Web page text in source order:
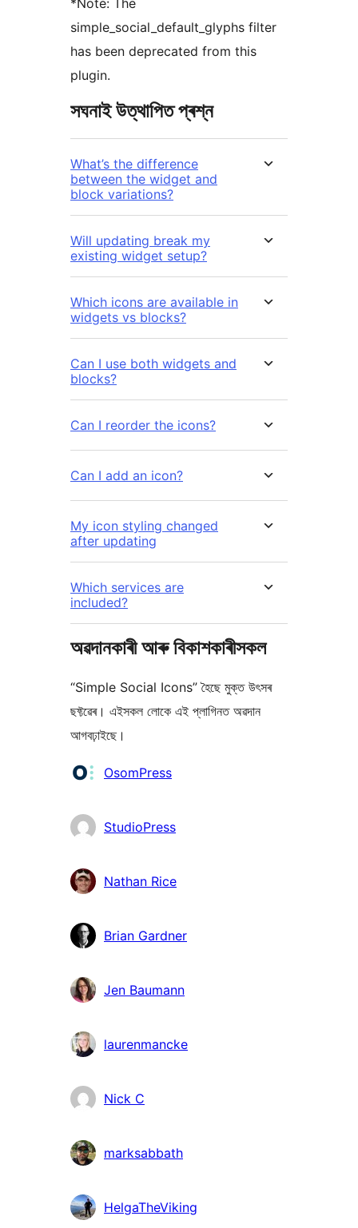
*Note: The
simple_social_default_glyphs filter
has been deprecated from this
plugin.
সঘনাই উত্থাপিত প্ৰশ্ন
What’s the difference
between the widget and
block variations?
Will updating break my
existing widget setup?
Which icons are available in
widgets vs blocks?
Can I use both widgets and
blocks?
Can I reorder the icons?
Can I add an icon?
My icon styling changed
after updating
Which services are
included?
অৱদানকাৰী আৰু বিকাশকাৰীসকল
“Simple Social Icons” হৈছে মুক্ত উৎসৰ
ছফ্টৱেৰ। এইসকল লোকে এই প্লাগিনত অৱদান
আগবঢ়াইছে।
অৱদানকাৰীসকলOsomPress
StudioPress
Nathan Rice
Brian Gardner
Jen Baumann
laurenmancke
Nick C
marksabbath
HelgaTheViking